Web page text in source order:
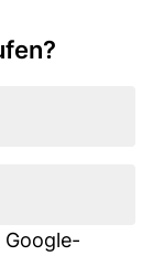
Google-